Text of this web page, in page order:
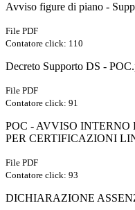
Avviso figure di piano -
File PDF
Contatore click: 110
Decreto Supporto DS -
File PDF
Contatore click: 91
POC - AVVISO INTERNO
PER CERTIFICAZIONI
File PDF
Contatore click: 93
DICHIARAZIONE